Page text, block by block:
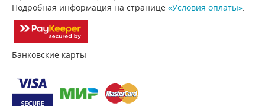
Подробная информация на странице «Условия оплаты».
Банковские карты